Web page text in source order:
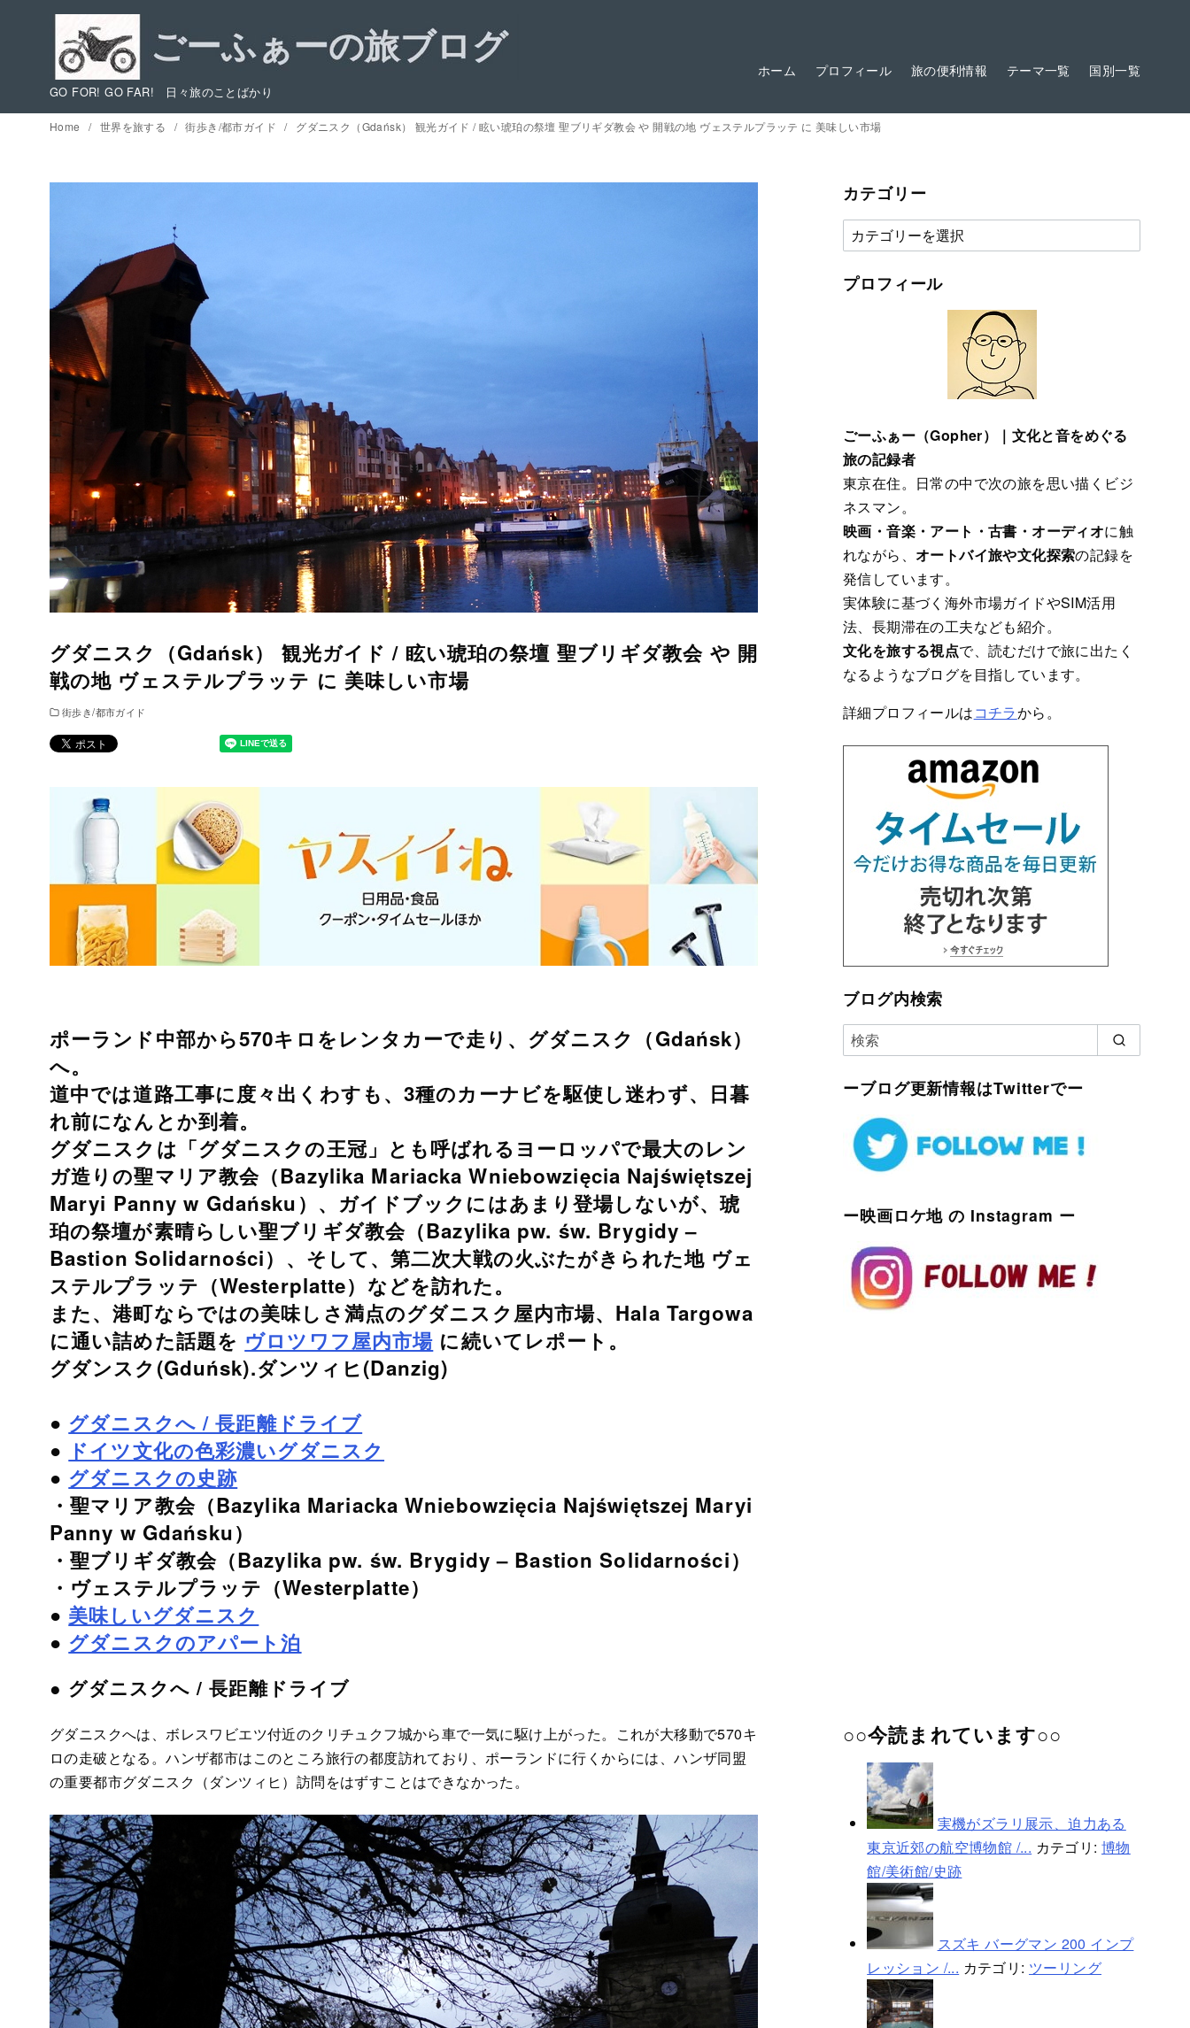
GO FOR! GO FAR! 日々旅のことばかり
ホーム プロフィール 旅の便利情報 テーマ一覧 国別一覧
Home 世界を旅する 街歩き/都市ガイド グダニスク（Gdańsk） 観光ガイド / 眩い琥珀の祭壇 聖ブリギダ教会 や 開戦の地 ヴェステルプラッテ に 美味しい市場
グダニスク（Gdańsk） 観光ガイド / 眩い琥珀の祭壇 聖ブリギダ教会 や 開
戦の地 ヴェステルプラッテ に 美味しい市場
街歩き/都市ガイド
ポーランド中部から570キロをレンタカーで走り、グダニスク（Gdańsk）
へ。
道中では道路工事に度々出くわすも、3種のカーナビを駆使し迷わず、日暮
れ前になんとか到着。
グダニスクは「グダニスクの王冠」とも呼ばれるヨーロッパで最大のレン
ガ造りの聖マリア教会（Bazylika Mariacka Wniebowzięcia Najświętszej
Maryi Panny w Gdańsku）、ガイドブックにはあまり登場しないが、琥
珀の祭壇が素晴らしい聖ブリギダ教会（Bazylika pw. św. Brygidy –
Bastion Solidarności）、そして、第二次大戦の火ぶたがきられた地 ヴェ
ステルプラッテ（Westerplatte）などを訪れた。
また、港町ならではの美味しさ満点のグダニスク屋内市場、Hala Targowa
に通い詰めた話題を ヴロツワフ屋内市場 に続いてレポート。
グダンスク(Gduńsk).ダンツィヒ(Danzig)
● グダニスクへ / 長距離ドライブ
● ドイツ文化の色彩濃いグダニスク
● グダニスクの史跡
・聖マリア教会（Bazylika Mariacka Wniebowzięcia Najświętszej Maryi
Panny w Gdańsku）
・聖ブリギダ教会（Bazylika pw. św. Brygidy – Bastion Solidarności）
・ヴェステルプラッテ（Westerplatte）
● 美味しいグダニスク
● グダニスクのアパート泊
● グダニスクへ / 長距離ドライブ
グダニスクへは、ボレスワビエツ付近のクリチュクフ城から車で一気に駆け上がった。これが大移動で570キ
ロの走破となる。ハンザ都市はこのところ旅行の都度訪れており、ポーランドに行くからには、ハンザ同盟
の重要都市グダニスク（ダンツィヒ）訪問をはずすことはできなかった。
カテゴリー
カ
テ
ゴ
プロフィール
ごーふぁー（Gopher）｜文化と音をめぐる
旅の記録者
東京在住。日常の中で次の旅を思い描くビジ
ネスマン。
映画・音楽・アート・古書・オーディオに触
れながら、 オートバイ旅や文化探索の記録を
発信しています。
実体験に基づく海外市場ガイドやSIM活用
法、長期滞在の工夫なども紹介。
文化を旅する視点で、読むだけで旅に出たく
なるようなブログを目指しています。
詳細プロフィールはコチラから。
ブログ内検索
ーブログ更新情報はTwitterでー
ー映画ロケ地 の Instagram ー
○○今読まれています○○
実機がズラリ展示、迫力ある
東京近郊の航空博物館 /... カテゴリ: 博物
館/美術館/史跡
スズキ バーグマン 200 インプ
レッション /... カテゴリ: ツーリング